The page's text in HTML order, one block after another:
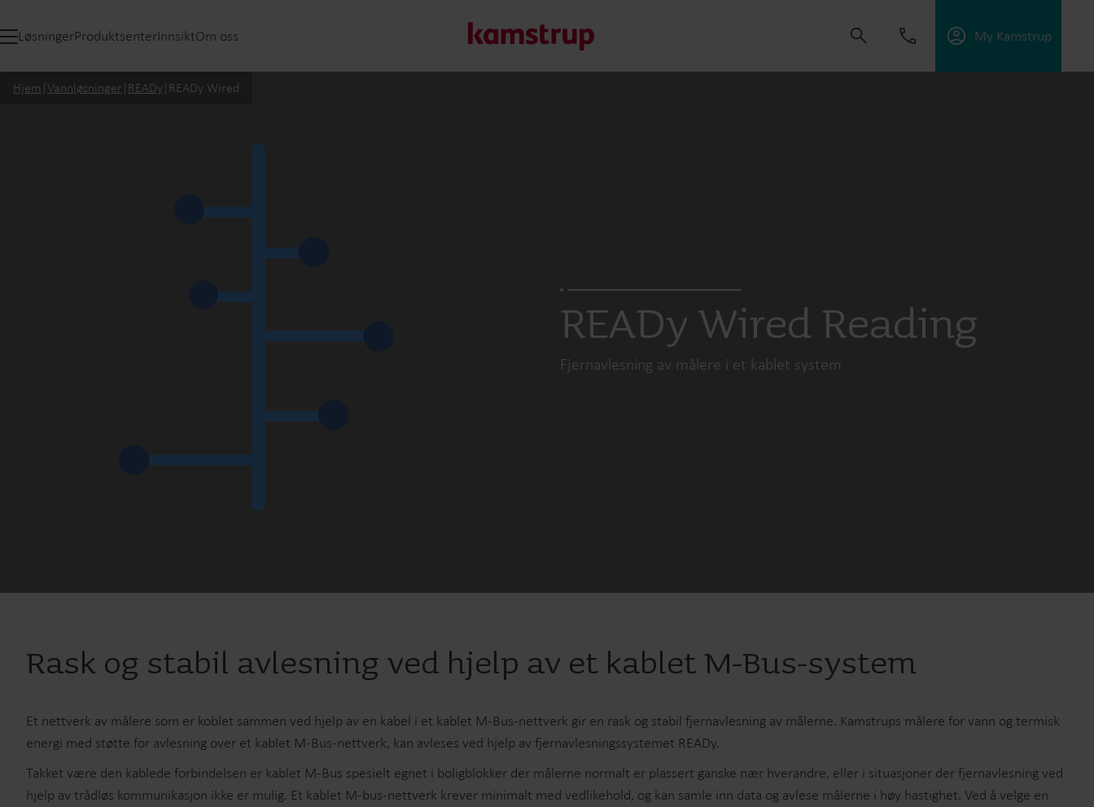
LøsningerProduktsenterInnsiktOm oss My Kamstrup
Løsninger for undermåling
Undermålingsløsninger for presis sporing og
effektiv ressursstyring.
Finn detaljert innsikt og ressurser for alle våre
innovative løsninger i produktsenteret.
Hjem | Vannløsninger | READy| READy Wired
READy Wired Reading
Fjernavlesning av målere i et kablet system
Rask og stabil avlesning ved hjelp av et kablet M-Bus-system
Et nettverk av målere som er koblet sammen ved hjelp av en kabel i et kablet M-Bus-nettverk gir en rask og stabil fjernavlesning av målerne. Kamstrups målere for vann og termisk
energi med støtte for avlesning over et kablet M-Bus-nettverk, kan avleses ved hjelp av fjernavlesningssystemet READy.
Takket være den kablede forbindelsen er kablet M-Bus spesielt egnet i boligblokker der målerne normalt er plassert ganske nær hverandre, eller i situasjoner der fjernavlesning ved
hjelp av trådløs kommunikasjon ikke er mulig. Et kablet M-bus-nettverk krever minimalt med vedlikehold, og kan samle inn data og avlese målerne i høy hastighet. Ved å velge en